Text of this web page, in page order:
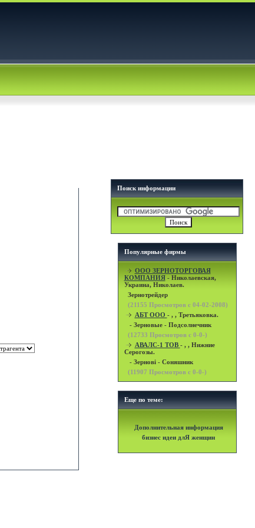
Поиск информации
Популярные фирмы
OOO ЗЕРНОТОРГОВАЯ
КОМПАНИЯ- Николаевская,
Украина, Николаев.
Зернотрейдер
(21155 Просмотров с 04-02-2008)
АБТ ООО - , , Третьяковка.
- Зерновые - Подсолнечник
(12733 Просмотров с 0-0-)
АВАЛС-1 ТОВ - , , Нижние
Серогозы.
- Зернові - Соняшник
(11907 Просмотров с 0-0-)
Еще по теме:
Дополнительная информация
бизнес идеи длЯ женщин